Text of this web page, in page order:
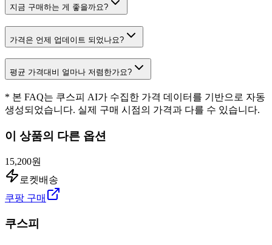
지금 구매하는 게 좋을까요?
가격은 언제 업데이트 되었나요?
평균 가격대비 얼마나 저렴한가요?
* 본 FAQ는 쿠스피 AI가 수집한 가격 데이터를 기반으로 자동
생성되었습니다. 실제 구매 시점의 가격과 다를 수 있습니다.
이 상품의 다른 옵션
15,200원
로켓배송
쿠팡 구매
쿠스피